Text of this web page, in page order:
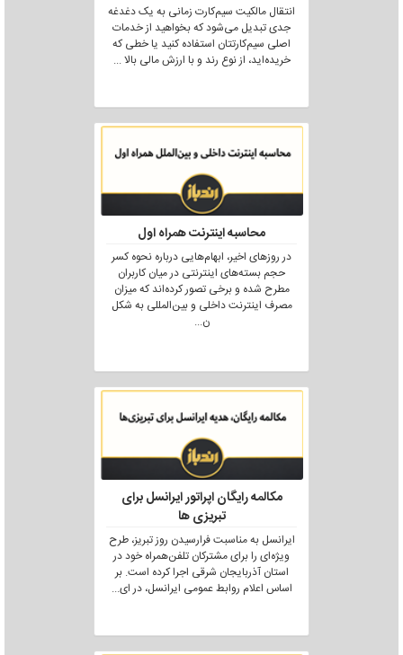
انتقال مالکیت سیم‌کارت زمانی به یک دغدغه
جدی تبدیل می‌شود که بخواهید از خدمات
اصلی سیم‌کارتتان استفاده کنید یا خطی که
خریده‌اید، از نوع رند و با ارزش مالی بالا...
محاسبه اینترنت همراه اول
در روزهای اخیر، ابهام‌هایی درباره نحوه کسر
حجم بسته‌های اینترنتی در میان کاربران
مطرح شده و برخی تصور کرده‌اند که میزان
مصرف اینترنت داخلی و بین‌المللی به شکل
ن...
مکالمه رایگان اپراتور ایرانسل برای
تبریزی ها
ایرانسل به مناسبت فرارسیدن روز تبریز، طرح
ویژه‌ای را برای مشترکان تلفن‌همراه خود در
استان آذربایجان شرقی اجرا کرده است. بر
اساس اعلام روابط عمومی ایرانسل، در ای...